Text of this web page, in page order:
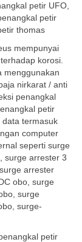
petir UFO,
petir
thomas
mempunyai
korosi.
menggunakan
nirkarat / anti
penangkal
petir
data termasuk
computer
seperti surge
surge arrester 3
arrester
obo, surge
surge
surge-
petir